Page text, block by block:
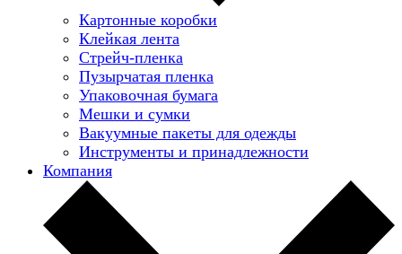
Картонные коробки
Клейкая лента
Стрейч-пленка
Пузырчатая пленка
Упаковочная бумага
Мешки и сумки
Вакуумные пакеты для одежды
Инструменты и принадлежности
Компания